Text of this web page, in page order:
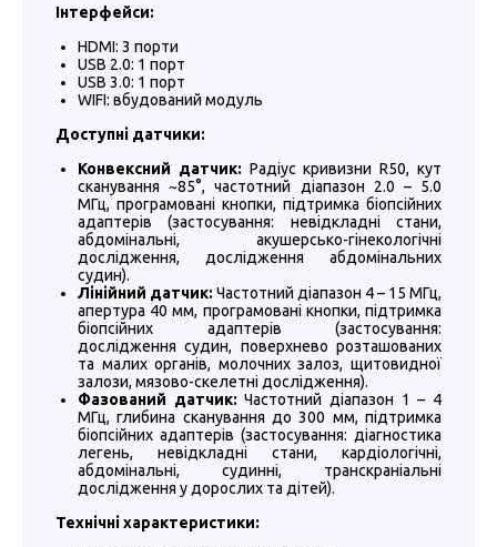
Інтерфейси:
HDMI: 3 порти
USB 2.0: 1 порт
USB 3.0: 1 порт
WIFI: вбудований модуль
Доступні датчики:
Конвексний датчик: Радіус кривизни R50, кут
сканування ~85°, частотний діапазон 2.0 – 5.0
МГц, програмовані кнопки, підтримка біопсійних
адаптерів (застосування: невідкладні стани,
абдомінальні, акушерсько-гінекологічні
дослідження, дослідження абдомінальних
судин).
Лінійний датчик: Частотний діапазон 4 – 15 МГц,
апертура 40 мм, програмовані кнопки, підтримка
біопсійних адаптерів (застосування:
дослідження судин, поверхнево розташованих
та малих органів, молочних залоз, щитовидної
залози, мязово-скелетні дослідження).
Фазований датчик: Частотний діапазон 1 – 4
МГц, глибина сканування до 300 мм, підтримка
біопсійних адаптерів (застосування: діагностика
легень, невідкладні стани, кардіологічні,
абдомінальні, судинні, транскраніальні
дослідження у дорослих та дітей).
Технічні характеристики: